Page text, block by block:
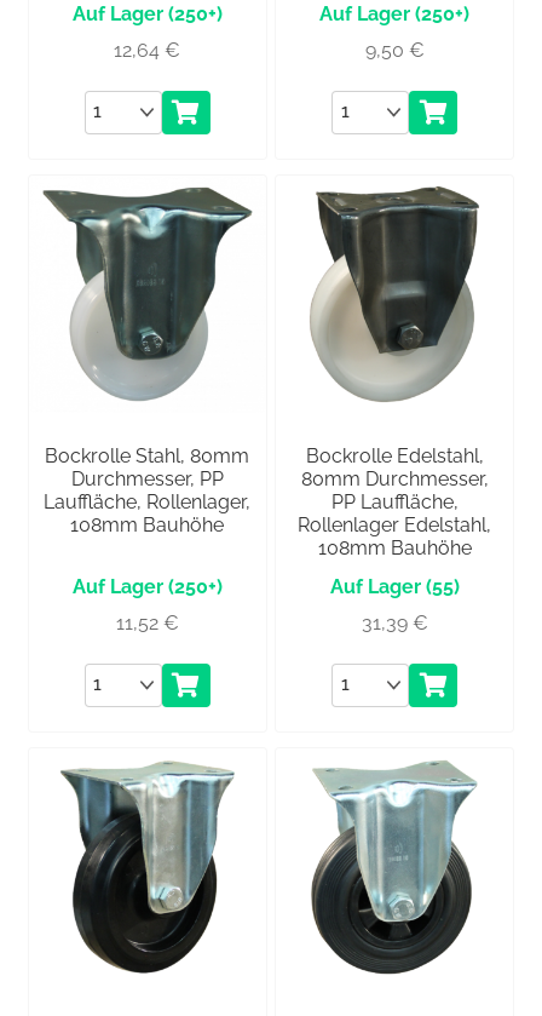
(250+)
12,64€
Anzahl
(250+)
9,50 €
Anzahl
Bockrolle Stahl, 80mm
Durchmesser, PP
Lauffläche, Rollenlager,
108mm Bauhöhe
(250+)
11,52 €
Anzahl
Bockrolle Edelstahl,
80mm Durchmesser,
PP Lauffläche,
Rollenlager Edelstahl,
108mm Bauhöhe
(55)
31,39 €
Anzahl